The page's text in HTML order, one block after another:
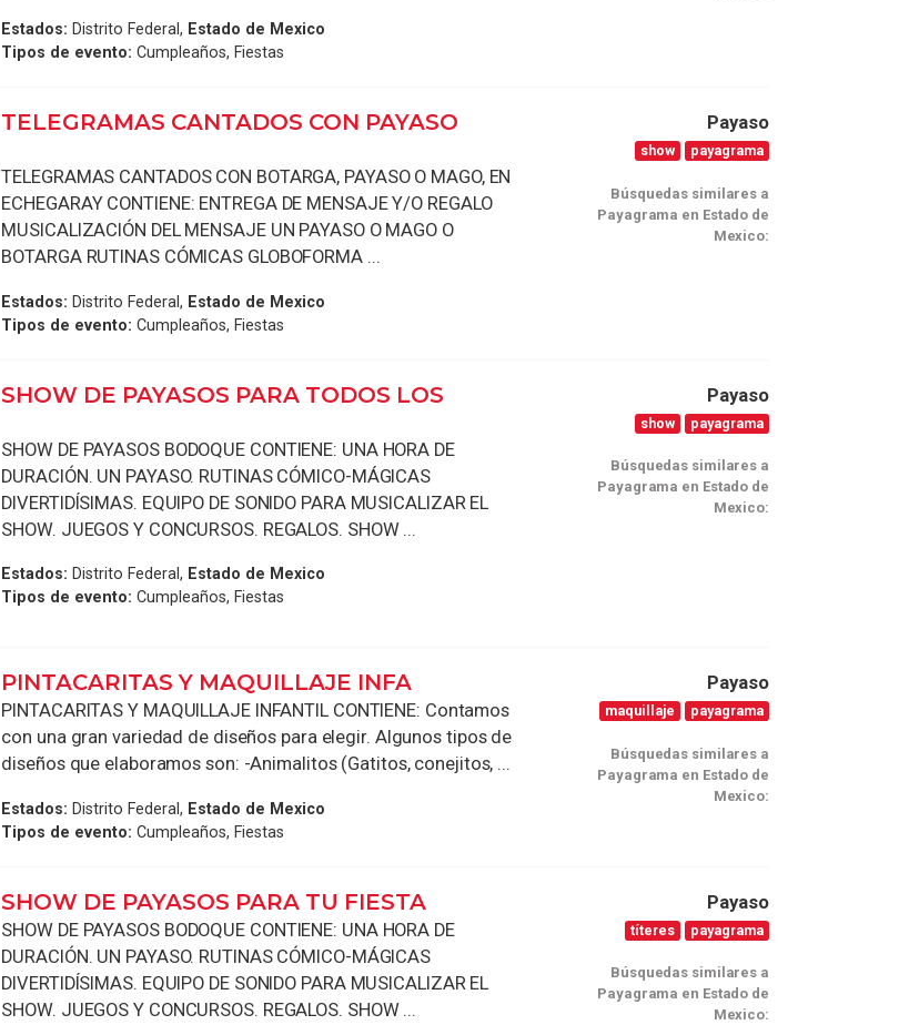
Estados: Distrito Federal, Estado de Mexico
Tipos de evento: Cumpleaños, Fiestas
TELEGRAMAS CANTADOS CON PAYASO
TELEGRAMAS CANTADOS CON BOTARGA, PAYASO O MAGO, EN
ECHEGARAY CONTIENE: ENTREGA DE MENSAJE Y/O REGALO
MUSICALIZACIÓN DEL MENSAJE UN PAYASO O MAGO O
BOTARGA RUTINAS CÓMICAS GLOBOFORMA ...
Estados: Distrito Federal, Estado de Mexico
Tipos de evento: Cumpleaños, Fiestas
Payaso
show payagrama
Búsquedas similares a
Payagrama en Estado de
Mexico:
SHOW DE PAYASOS PARA TODOS LOS
SHOW DE PAYASOS BODOQUE CONTIENE: UNA HORA DE
DURACIÓN. UN PAYASO. RUTINAS CÓMICO-MÁGICAS
DIVERTIDÍSIMAS. EQUIPO DE SONIDO PARA MUSICALIZAR EL
SHOW. JUEGOS Y CONCURSOS. REGALOS. SHOW ...
Estados: Distrito Federal, Estado de Mexico
Tipos de evento: Cumpleaños, Fiestas
Payaso
show payagrama
Búsquedas similares a
Payagrama en Estado de
Mexico:
PINTACARITAS Y MAQUILLAJE INFA
PINTACARITAS Y MAQUILLAJE INFANTIL CONTIENE: Contamos
con una gran variedad de diseños para elegir. Algunos tipos de
diseños que elaboramos son: -Animalitos (Gatitos, conejitos, ...
Estados: Distrito Federal, Estado de Mexico
Tipos de evento: Cumpleaños, Fiestas
Payaso
maquillaje payagrama
Búsquedas similares a
Payagrama en Estado de
Mexico:
SHOW DE PAYASOS PARA TU FIESTA
SHOW DE PAYASOS BODOQUE CONTIENE: UNA HORA DE
DURACIÓN. UN PAYASO. RUTINAS CÓMICO-MÁGICAS
DIVERTIDÍSIMAS. EQUIPO DE SONIDO PARA MUSICALIZAR EL
SHOW. JUEGOS Y CONCURSOS. REGALOS. SHOW ...
Payaso
títeres payagrama
Búsquedas similares a
Payagrama en Estado de
Mexico: